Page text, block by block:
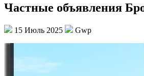
Частные объявления
15 Июль 2025 Gwp